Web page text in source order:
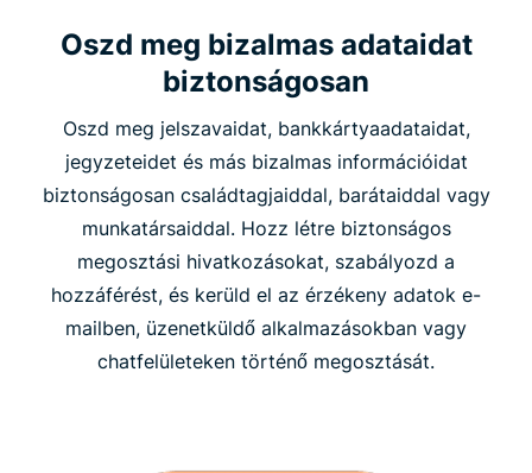
Oszd meg bizalmas adataidat
biztonságosan
Oszd meg jelszavaidat, bankkártyaadataidat,
jegyzeteidet és más bizalmas információidat
biztonságosan családtagjaiddal, barátaiddal vagy
munkatársaiddal. Hozz létre biztonságos
megosztási hivatkozásokat, szabályozd a
hozzáférést, és kerüld el az érzékeny adatok e-
mailben, üzenetküldő alkalmazásokban vagy
chatfelületeken történő megosztását.